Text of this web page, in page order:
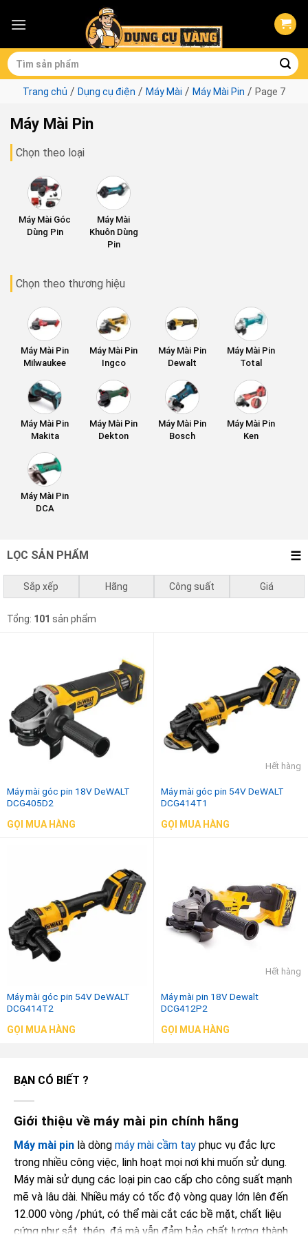
Tìm
kiếm:
Trang chủ / Dụng cụ điện / Máy Mài / Máy Mài Pin / Page 7
Máy Mài Pin
Chọn theo loại
Máy Mài Góc
Dùng Pin
Máy Mài
Khuôn Dùng
Pin
Chọn theo thương hiệu
Máy Mài Pin
Milwaukee
Máy Mài Pin
Ingco
Máy Mài Pin
Dewalt
Máy Mài Pin
Total
Máy Mài Pin
Makita
Máy Mài Pin
Dekton
Máy Mài Pin
Bosch
Máy Mài Pin
Ken
Máy Mài Pin
DCA
LỌC SẢN PHẨM
Sắp xếp
Mặc định
Hãng
Bosch
Milwaukee
Công suất
0 - 750w
Giá
0₫-1.000.000₫
10.000.000₫
10.000.000₫- 9.800.000₫
Tổng: 101 sản phẩm
Máy mài góc pin 18V DeWALT
DCG405D2
GỌI MUA HÀNG
Hết hàng
Máy mài góc pin 54V DeWALT
DCG414T1
GỌI MUA HÀNG
Máy mài góc pin 54V DeWALT
DCG414T2
GỌI MUA HÀNG
Hết hàng
Máy mài pin 18V Dewalt
DCG412P2
GỌI MUA HÀNG
BẠN CÓ BIẾT ?
Giới thiệu về máy mài pin chính hãng
Máy mài pin là dòng máy mài cầm tay phục vụ đắc lực
trong nhiều công việc, linh hoạt mọi nơi khi muốn sử dụng.
Máy mài sử dụng các loại pin cao cấp cho công suất mạnh
mẽ và lâu dài. Nhiều máy có tốc độ vòng quay lớn lên đến
12.000 vòng /phút, có thể mài cắt các bề mặt, chất liệu
cứng như sắt, thép, đá mà vẫn đảm bảo chất lượng thành